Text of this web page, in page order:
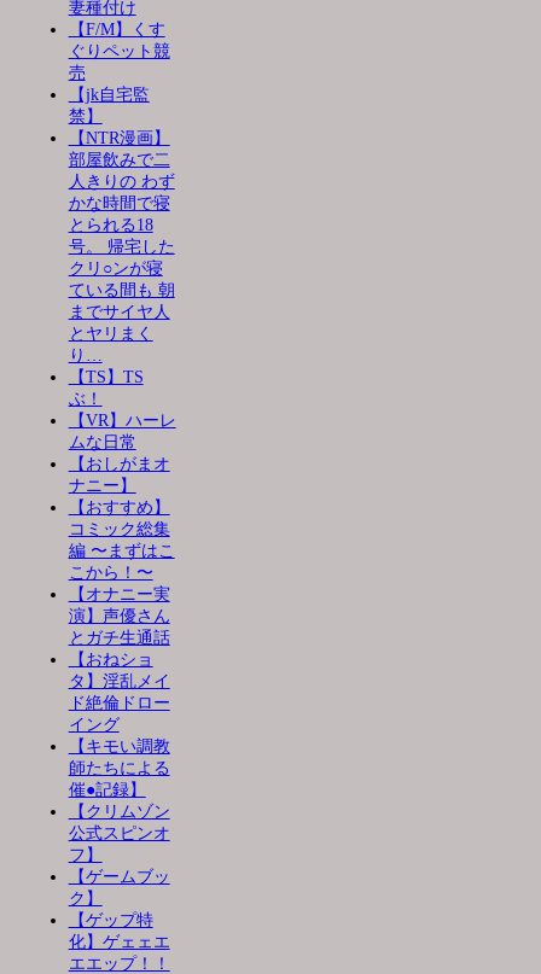
妻種付け
【F/M】くす
ぐりペット競
売
【jk自宅監
禁】
【NTR漫画】
部屋飲みで二
人きりの わず
かな時間で寝
とられる18
号。 帰宅した
クリ○ンが寝
ている間も 朝
までサイヤ人
とヤリまく
り…
【TS】TS
ぶ！
【VR】ハーレ
ムな日常
【おしがまオ
ナニー】
【おすすめ】
コミック総集
編 〜まずはこ
こから！〜
【オナニー実
演】声優さん
とガチ生通話
【おねショ
タ】淫乱メイ
ド絶倫ドロー
イング
【キモい調教
師たちによる
催●記録】
【クリムゾン
公式スピンオ
フ】
【ゲームブッ
ク】
【ゲップ特
化】ゲェェエ
エエップ！！